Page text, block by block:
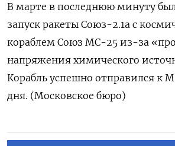
В марте в последнюю минуту
запуск ракеты Союз-2.1а с
кораблем Союз МС-25 из-за
напряжения химического
Корабль успешно отправился к
дня. (Московское бюро)